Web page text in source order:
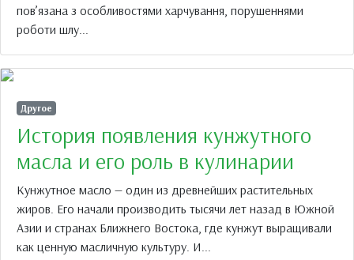
пов’язана з особливостями харчування, порушеннями
роботи шлу...
Другое
История появления кунжутного
масла и его роль в кулинарии
Кунжутное масло — один из древнейших растительных
жиров. Его начали производить тысячи лет назад в Южной
Азии и странах Ближнего Востока, где кунжут выращивали
как ценную масличную культуру. И...